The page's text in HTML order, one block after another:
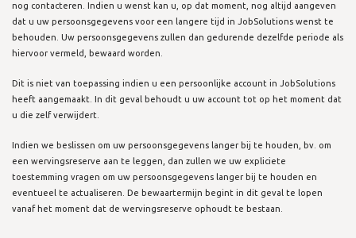
nog contacteren. Indien u wenst kan u, op dat moment, nog altijd aangeven
dat u uw persoonsgegevens voor een langere tijd in JobSolutions wenst te
behouden. Uw persoonsgegevens zullen dan gedurende dezelfde periode als
hiervoor vermeld, bewaard worden.
Dit is niet van toepassing indien u een persoonlijke account in JobSolutions
heeft aangemaakt. In dit geval behoudt u uw account tot op het moment dat
u die zelf verwijdert.
Indien we beslissen om uw persoonsgegevens langer bij te houden, bv. om
een wervingsreserve aan te leggen, dan zullen we uw expliciete
toestemming vragen om uw persoonsgegevens langer bij te houden en
eventueel te actualiseren. De bewaartermijn begint in dit geval te lopen
vanaf het moment dat de wervingsreserve ophoudt te bestaan.